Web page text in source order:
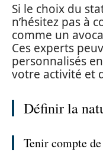
Si le choix du
n’hésitez pas à
comme un
Ces experts
personnalisés
votre activité et
Définir la
Tenir compte